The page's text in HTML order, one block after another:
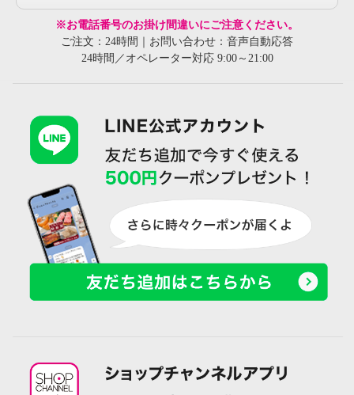
※お電話番号のお掛け間違いにご注意ください。
ご注文：24時間｜お問い合わせ：音声自動応答
24時間／オペレーター対応 9:00～21:00